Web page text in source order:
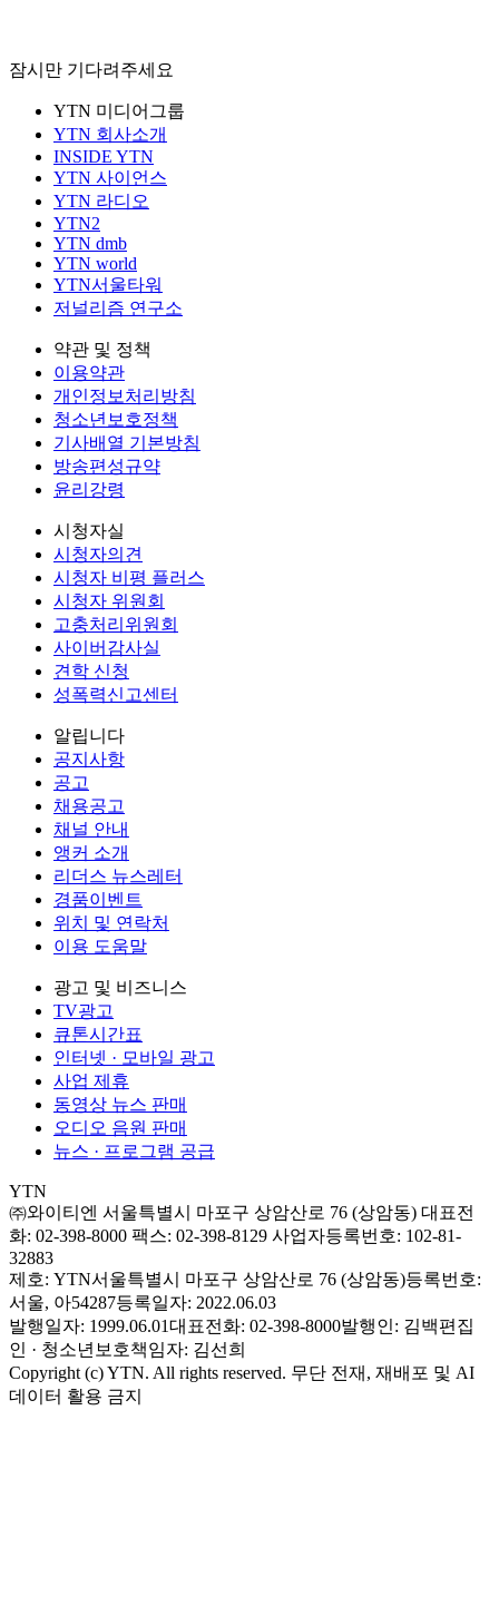
잠시만 기다려주세요
YTN 미디어그룹
YTN 회사소개
INSIDE YTN
YTN 사이언스
YTN 라디오
YTN2
YTN dmb
YTN world
YTN서울타워
저널리즘 연구소
약관 및 정책
이용약관
개인정보처리방침
청소년보호정책
기사배열 기본방침
방송편성규약
윤리강령
시청자실
시청자의견
시청자 비평 플러스
시청자 위원회
고충처리위원회
사이버감사실
견학 신청
성폭력신고센터
알립니다
공지사항
공고
채용공고
채널 안내
앵커 소개
리더스 뉴스레터
경품이벤트
위치 및 연락처
이용 도움말
광고 및 비즈니스
TV광고
큐톤시간표
인터넷 · 모바일 광고
사업 제휴
동영상 뉴스 판매
오디오 음원 판매
뉴스 · 프로그램 공급
YTN
㈜와이티엔 서울특별시 마포구 상암산로 76 (상암동) 대표전
화: 02-398-8000 팩스: 02-398-8129 사업자등록번호: 102-81-
32883
제호: YTN서울특별시 마포구 상암산로 76 (상암동)등록번호:
서울, 아54287등록일자: 2022.06.03
발행일자: 1999.06.01대표전화: 02-398-8000발행인: 김백편집
인 · 청소년보호책임자: 김선희
Copyright (c) YTN. All rights reserved. 무단 전재, 재배포 및 AI
데이터 활용 금지